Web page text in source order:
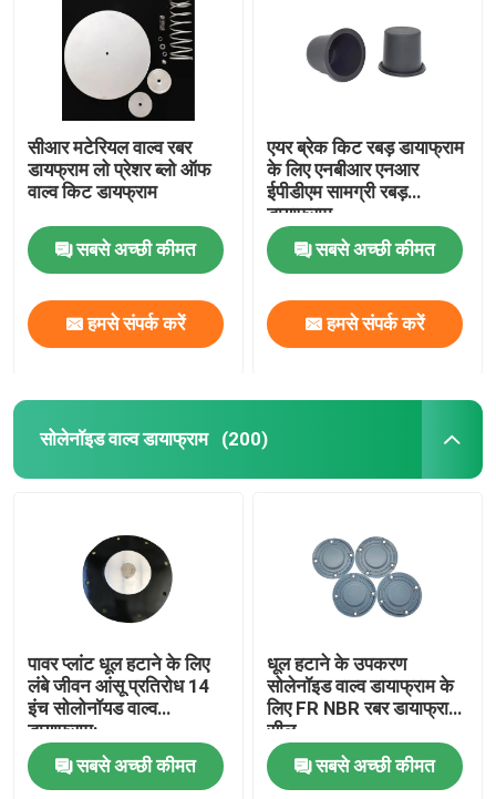
सीआर मटेरियल वाल्व रबर
डायफ्राम लो प्रेशर ब्लो ऑफ
वाल्व किट डायफ्राम
सबसे अच्छी कीमत
हमसे संपर्क करें
एयर ब्रेक किट रबड़ डायाफ्राम
के लिए एनबीआर एनआर
ईपीडीएम सामग्री रबड़
डायाफ्राम
सबसे अच्छी कीमत
हमसे संपर्क करें
सोलेनॉइड वाल्व डायाफ्राम (200)
पावर प्लांट धूल हटाने के लिए
लंबे जीवन आंसू प्रतिरोध 14
इंच सोलोनॉयड वाल्व
डायाफ्राम:
सबसे अच्छी कीमत
धूल हटाने के उपकरण
सोलेनॉइड वाल्व डायाफ्राम के
लिए FR NBR रबर डायाफ्राम
सील
सबसे अच्छी कीमत